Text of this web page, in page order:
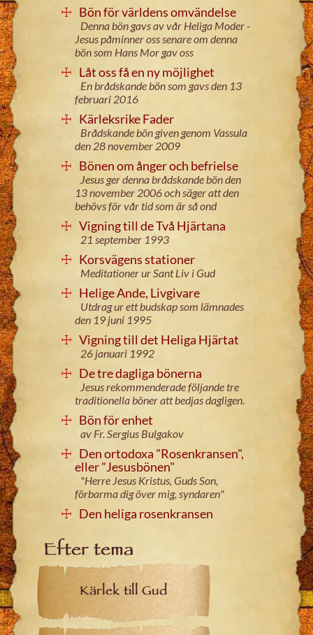
Bön för världens omvändelse
Denna bön gavs av vår Heliga Moder -
Jesus påminner oss senare om denna
bön som Hans Mor gav oss
Låt oss få en ny möjlighet
En brådskande bön som gavs den 13
februari 2016
Kärleksrike Fader
Brådskande bön given genom Vassula
den 28 november 2009
Bönen om ånger och befrielse
Jesus ger denna brådskande bön den
13 november 2006 och säger att den
behövs för vår tid som är så ond
Vigning till de Två Hjärtana
21 september 1993
Korsvägens stationer
Meditationer ur Sant Liv i Gud
Helige Ande, Livgivare
Utdrag ur ett budskap som lämnades
den 19 juni 1995
Vigning till det Heliga Hjärtat
26 januari 1992
De tre dagliga bönerna
Jesus rekommenderade följande tre
traditionella böner att bedjas dagligen.
Bön för enhet
av Fr. Sergius Bulgakov
Den ortodoxa "Rosenkransen",
eller "Jesusbönen"
"Herre Jesus Kristus, Guds Son,
förbarma dig över mig, syndaren"
Den heliga rosenkransen
Efter tema
Kärlek till Gud